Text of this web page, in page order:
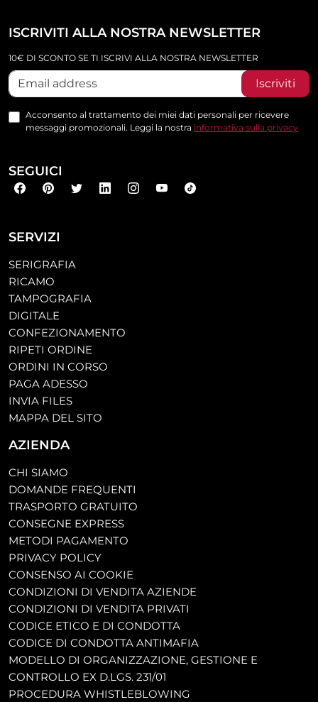
SERVIZI
SERIGRAFIA
RICAMO
TAMPOGRAFIA
DIGITALE
CONFEZIONAMENTO
RIPETI ORDINE
ORDINI IN CORSO
PAGA ADESSO
INVIA FILES
MAPPA DEL SITO
AZIENDA
CHI SIAMO
DOMANDE FREQUENTI
TRASPORTO GRATUITO
CONSEGNE EXPRESS
METODI PAGAMENTO
PRIVACY POLICY
CONSENSO AI COOKIE
CONDIZIONI DI VENDITA AZIENDE
CONDIZIONI DI VENDITA PRIVATI
CODICE ETICO E DI CONDOTTA
CODICE DI CONDOTTA ANTIMAFIA
MODELLO DI ORGANIZZAZIONE, GESTIONE E
CONTROLLO EX D.LGS. 231/01
PROCEDURA WHISTLEBLOWING
ISCRIVITI ALLA NOSTRA NEWSLETTER
10€ DI SCONTO SE TI ISCRIVI ALLA NOSTRA NEWSLETTER
Iscriviti
Acconsento al trattamento dei miei dati personali per ricevere
messaggi promozionali. Leggi la nostra informativa sulla privacy
SEGUICI